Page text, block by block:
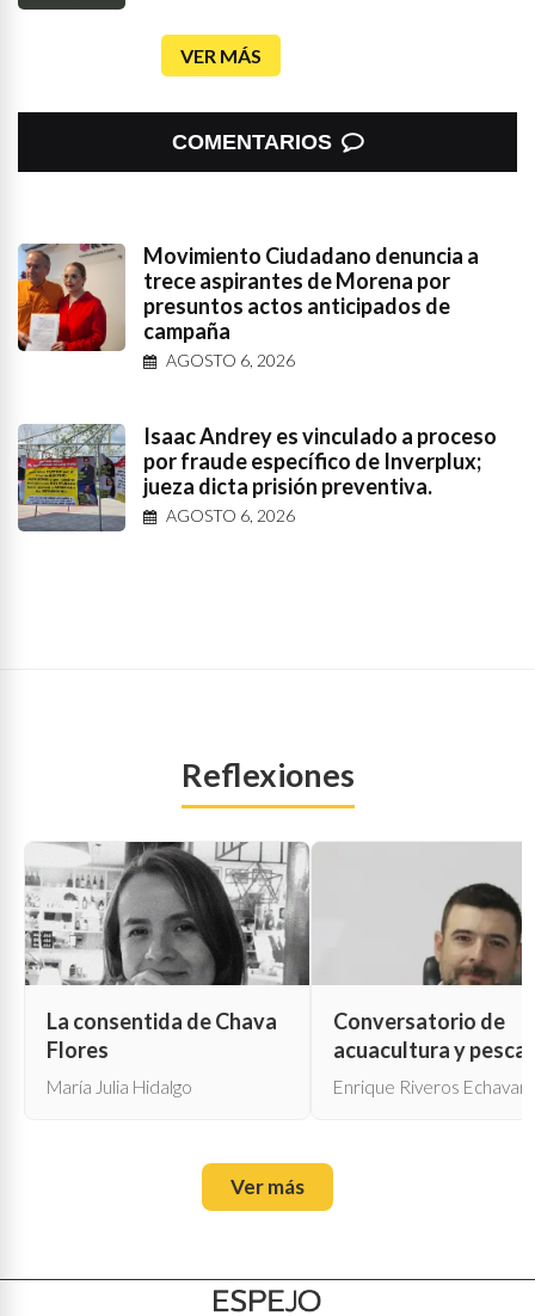
VER MÁS
COMENTARIOS
Movimiento Ciudadano denuncia a
trece aspirantes de Morena por
presuntos actos anticipados de
campaña
AGOSTO 6, 2026
Isaac Andrey es vinculado a proceso
por fraude específico de Inverplux;
jueza dicta prisión preventiva.
AGOSTO 6, 2026
Reflexiones
La consentida de Chava
Flores
María Julia Hidalgo
Conversatorio de
acuacultura y pesca
Enrique Riveros
Ver más